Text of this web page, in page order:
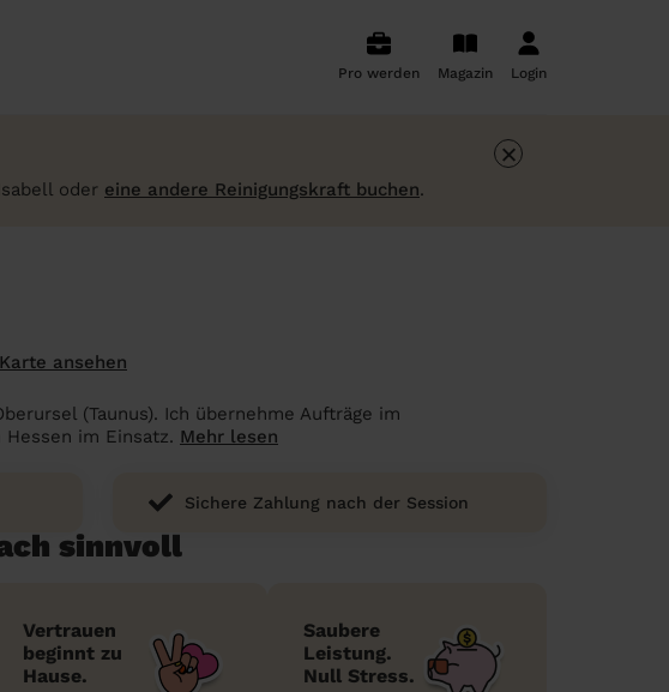
Pro werden Magazin Login
oder eine andere Reinigungskraft buchen.
×
Karte ansehen
(Taunus). Ich übernehme Aufträge im
im Einsatz. Mehr lesen
Sichere Zahlung nach der Session
sinnvoll
Vertrauen
beginnt zu
Hause.
Saubere
Leistung.
Null Stress.